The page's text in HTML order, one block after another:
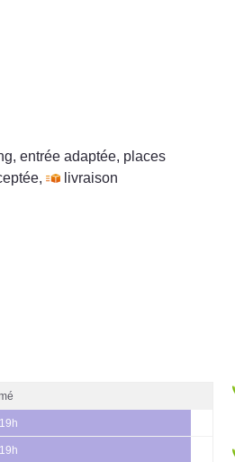
entrée adaptée, places
,
livraison